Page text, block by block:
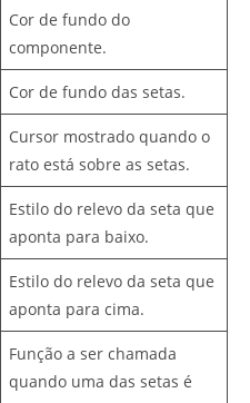
Cor de fundo do
componente.
Cor de fundo das setas.
Cursor mostrado quando o
rato está sobre as setas.
Estilo do relevo da seta que
aponta para baixo.
Estilo do relevo da seta que
aponta para cima.
Função a ser chamada
quando uma das setas é